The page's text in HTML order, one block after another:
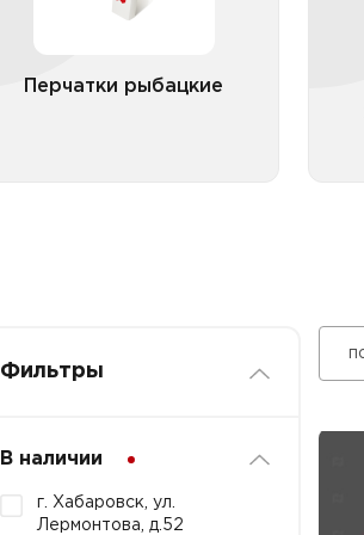
Перчатки рыбацкие
Фильтры
В наличии
г. Хабаровск, ул.
Лермонтова, д.52